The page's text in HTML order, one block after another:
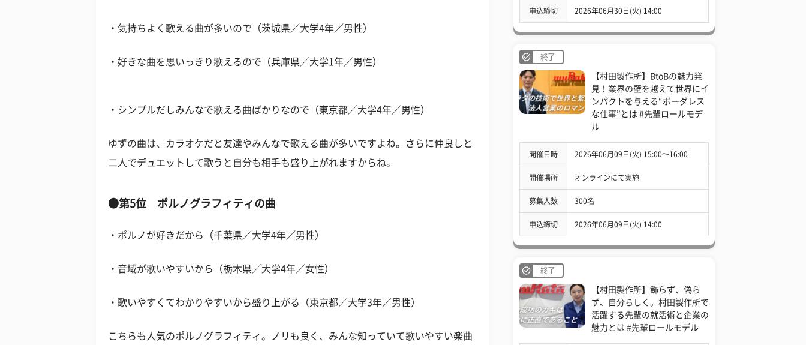
・気持ちよく歌える曲が多いので（茨城県／大学4年／男性）
・好きな曲を思いっきり歌えるので（兵庫県／大学1年／男性）
・シンプルだしみんなで歌える曲ばかりなので（東京都／大学4年／男性）
ゆずの曲は、カラオケだと友達やみんなで歌える曲が多いですよね。さらに仲良しと
二人でデュエットして歌うと自分も相手も盛り上がれますからね。
●第5位 ポルノグラフィティの曲
・ポルノが好きだから（千葉県／大学4年／男性）
・音域が歌いやすいから（栃木県／大学4年／女性）
・歌いやすくてわかりやすいから盛り上がる（東京都／大学3年／男性）
こちらも人気のポルノグラフィティ。ノリも良く、みんな知っていて歌いやすい楽曲
申込締切 2026年06月30日(火) 14:00
終了
【村田製作所】BtoBの魅力発
見！業界の壁を越えて世界にイ
ンパクトを与える“ボーダレス
な仕事”とは #先輩ロールモデ
ル
開催日時 2026年06月09日(火) 15:00〜16:00
開催場所 オンラインにて実施
募集人数 300名
申込締切 2026年06月09日(火) 14:00
終了
【村田製作所】飾らず、偽ら
ず、自分らしく。村田製作所で
活躍する先輩の就活術と企業の
魅力とは #先輩ロールモデル